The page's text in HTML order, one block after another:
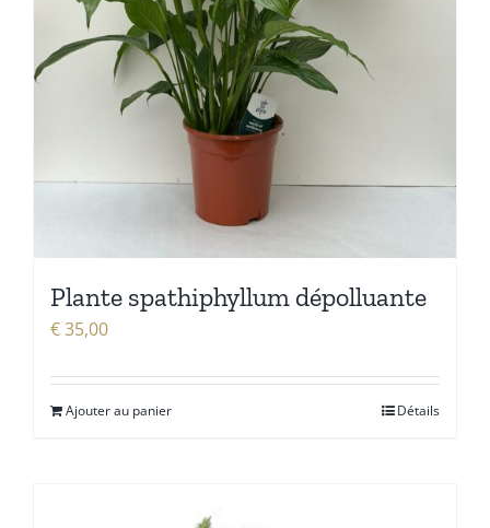
Plante spathiphyllum dépolluante
€35,00
Ajouter au panier Détails